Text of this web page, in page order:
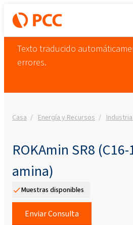
Texto traducido
errores.
Casa Energía y Recursos
ROKAmin SR8
amina)
Muestras disponibles
Enviar Consulta